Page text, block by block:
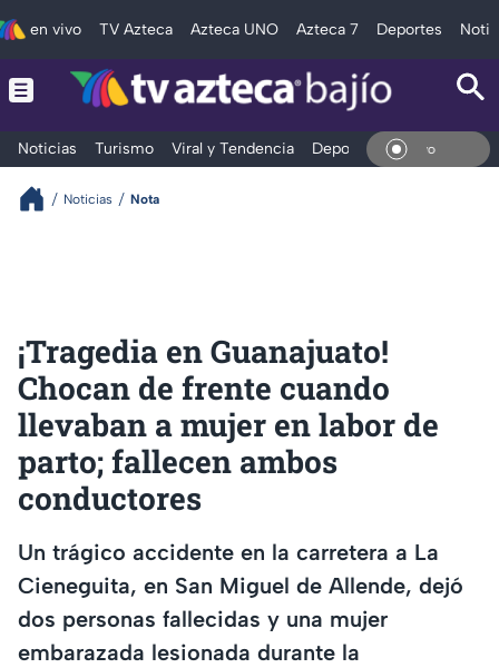
en vivo TV Azteca Azteca UNO Azteca 7 Deportes
Noticias Turismo Viral y Tendencia Deportes Espectáculos
En
Noticias Nota
¡Tragedia en Guanajuato!
Chocan de frente cuando
llevaban a mujer en labor de
parto; fallecen ambos
conductores
Un trágico accidente en la carretera a La
Cieneguita, en San Miguel de Allende, dejó
dos personas fallecidas y una mujer
embarazada lesionada durante la